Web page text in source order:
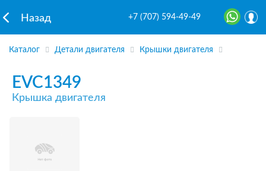
Назад +7 (707) 594-49-49
Каталог Детали двигателя Крышки двигателя
EVC1349
Крышка двигателя